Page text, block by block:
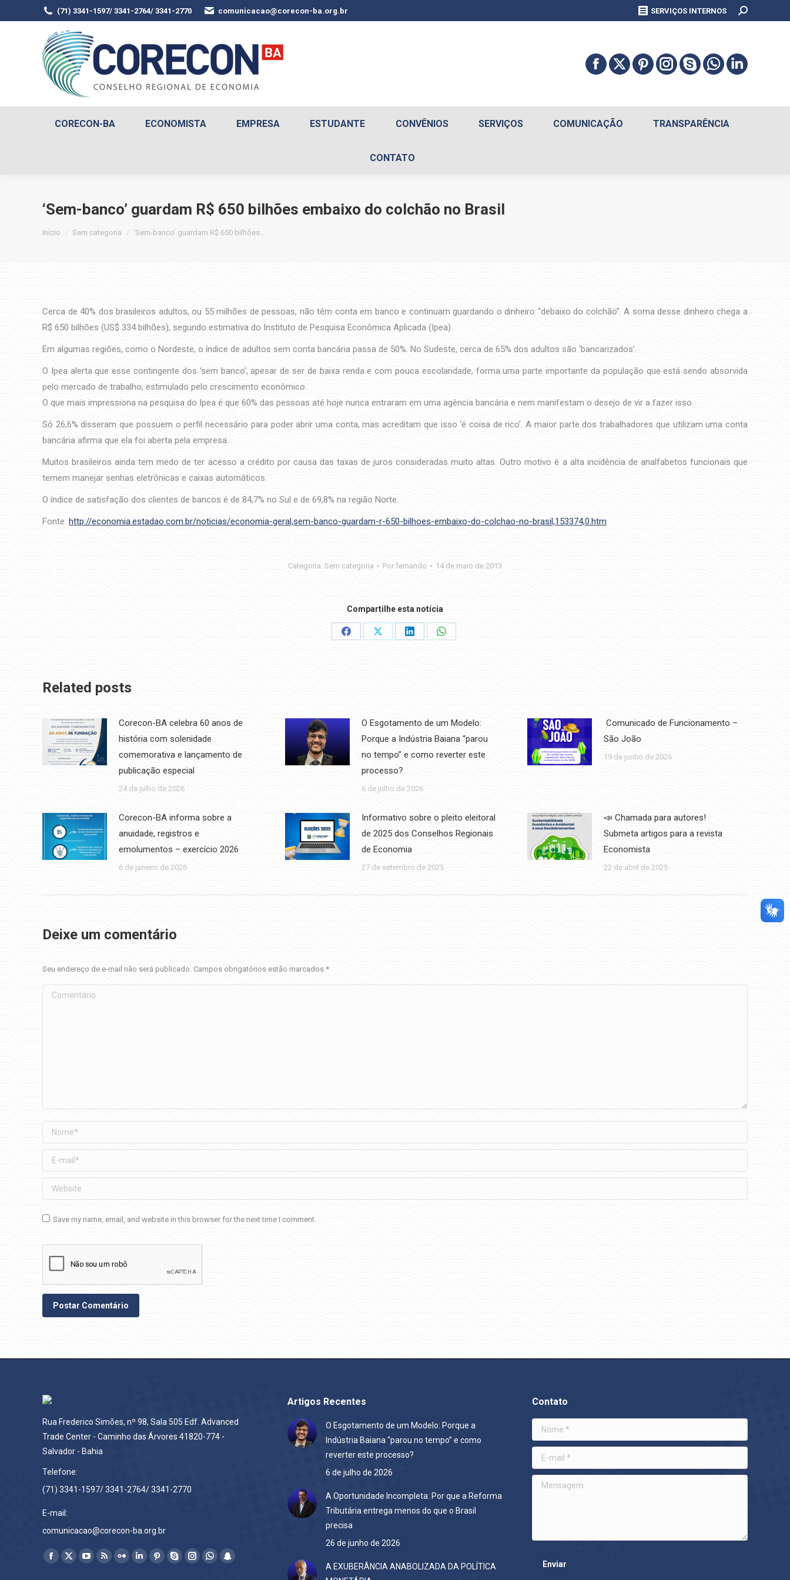
(71) 3341-1597/ 3341-2764/ 3341-2770 comunicacao@corecon-ba.org.br SERVIÇOS INTERNOS Search:
CORECON-BA ECONOMISTA EMPRESA ESTUDANTE CONVÊNIOS SERVIÇOS COMUNICAÇÃO TRANSPARÊNCIA
CONTATO
‘Sem-banco’ guardam R$ 650 bilhões embaixo do colchão no Brasil
Você está aqui:
Início Sem categoria ‘Sem-banco’ guardam R$ 650 bilhões…
Cerca de 40% dos brasileiros adultos, ou 55 milhões de pessoas, não têm conta em banco e continuam guardando o dinheiro “debaixo do colchão”. A soma desse dinheiro chega a
R$ 650 bilhões (US$ 334 bilhões), segundo estimativa do Instituto de Pesquisa Econômica Aplicada (Ipea).
Em algumas regiões, como o Nordeste, o índice de adultos sem conta bancária passa de 50%. No Sudeste, cerca de 65% dos adultos são ‘bancarizados’.
O Ipea alerta que esse contingente dos ‘sem banco’, apesar de ser de baixa renda e com pouca escolaridade, forma uma parte importante da população que está sendo absorvida
pelo mercado de trabalho, estimulado pelo crescimento econômico.
O que mais impressiona na pesquisa do Ipea é que 60% das pessoas até hoje nunca entraram em uma agência bancária e nem manifestam o desejo de vir a fazer isso.
Só 26,6% disseram que possuem o perfil necessário para poder abrir uma conta, mas acreditam que isso ‘é coisa de rico’. A maior parte dos trabalhadores que utilizam uma conta
bancária afirma que ela foi aberta pela empresa.
Muitos brasileiros ainda tem medo de ter acesso a crédito por causa das taxas de juros consideradas muito altas. Outro motivo é a alta incidência de analfabetos funcionais que
temem manejar senhas eletrônicas e caixas automáticos.
O índice de satisfação dos clientes de bancos é de 84,7% no Sul e de 69,8% na região Norte.
Fonte: http://economia.estadao.com.br/noticias/economia-geral,sem-banco-guardam-r-650-bilhoes-embaixo-do-colchao-no-brasil,153374,0.htm
Categoria: Sem categoria Por fernando 14 de maio de 2013
Compartilhe esta notícia
Share
Share
Share
Share
Related posts
Corecon-BA celebra 60 anos de
história com solenidade
comemorativa e lançamento de
publicação especial
24 de julho de 2026
O Esgotamento de um Modelo:
Porque a Indústria Baiana “parou
no tempo” e como reverter este
processo?
6 de julho de 2026
Comunicado de Funcionamento –
São João
19 de junho de 2026
Corecon-BA informa sobre a
anuidade, registros e
emolumentos – exercício 2026
6 de janeiro de 2026
Informativo sobre o pleito eleitoral
de 2025 dos Conselhos Regionais
de Economia
27 de setembro de 2025
📣 Chamada para autores!
Submeta artigos para a revista
Economista
22 de abril de 2025
Deixe um comentário
Seu endereço de e-mail não será publicado. Campos obrigatórios estão marcados *
Comentário
Nome *
E-mail *
Website
Save my name, email, and website in this browser for the next time I comment.
Postar Comentário
Rua Frederico Simões, nº 98, Sala 505 Edf. Advanced
Trade Center - Caminho das Árvores 41820-774 -
Salvador - Bahia
Telefone:
(71) 3341-1597/ 3341-2764/ 3341-2770
E-mail:
comunicacao@corecon-ba.org.br
Encontre-nos em:
Facebook
X
YouTube
Rss FlickrLinkedinPinterest
SkypeInstagram
WhatsappSnapchat
Artigos Recentes
O Esgotamento de um Modelo: Porque a
Indústria Baiana “parou no tempo” e como
reverter este processo?
6 de julho de 2026
A Oportunidade Incompleta: Por que a Reforma
Tributária entrega menos do que o Brasil
precisa
26 de junho de 2026
A EXUBERÂNCIA ANABOLIZADA DA POLÍTICA
Contato
Nome *
E-mail *
Mensagem
Enviar